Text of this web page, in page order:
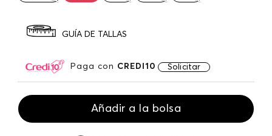
GUÍA DE TALLAS
Paga con CREDI10 Solicitar
Añadir a la bolsa